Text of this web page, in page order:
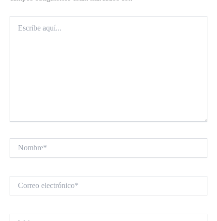
aquí...
electrónico*